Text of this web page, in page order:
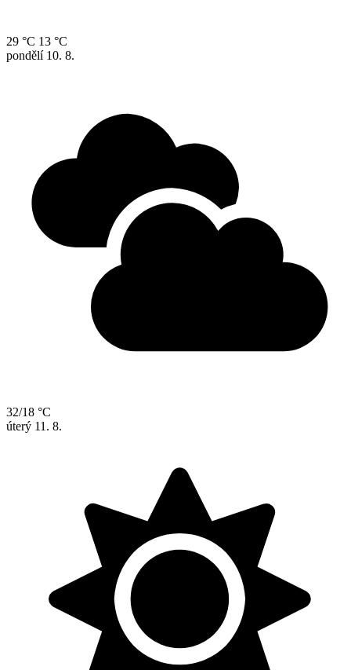
29 °C 13 °C
pondělí 10. 8.
32/18 °C
úterý 11. 8.